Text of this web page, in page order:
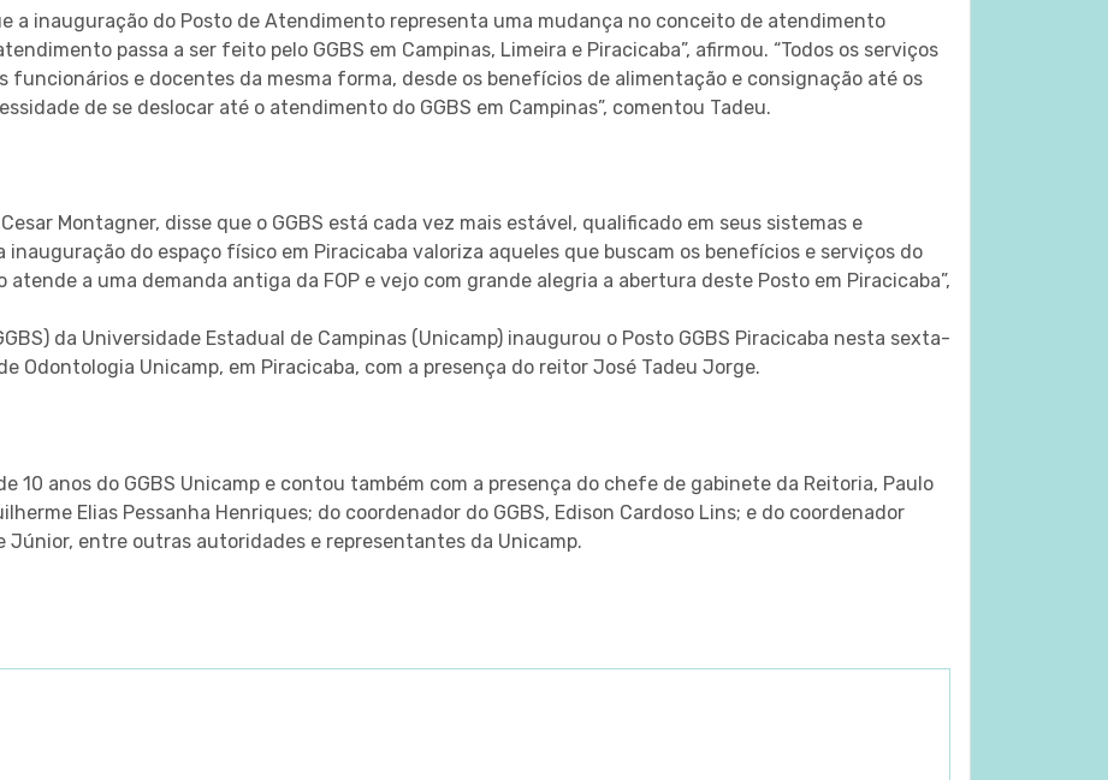
a inauguração do Posto de Atendimento representa uma mudança no conceito de atendimento
passa a ser feito pelo GGBS em Campinas, Limeira e Piracicaba”, afirmou. “Todos os serviços
funcionários e docentes da mesma forma, desde os benefícios de alimentação e consignação até os
de se deslocar até o atendimento do GGBS em Campinas”, comentou Tadeu.
Montagner, disse que o GGBS está cada vez mais estável, qualificado em seus sistemas e
do espaço físico em Piracicaba valoriza aqueles que buscam os benefícios e serviços do
atende a uma demanda antiga da FOP e vejo com grande alegria a abertura deste Posto em Piracicaba”,
da Universidade Estadual de Campinas (Unicamp) inaugurou o Posto GGBS Piracicaba nesta sexta-
Odontologia Unicamp, em Piracicaba, com a presença do reitor José Tadeu Jorge.
10 anos do GGBS Unicamp e contou também com a presença do chefe de gabinete da Reitoria, Paulo
Elias Pessanha Henriques; do coordenador do GGBS, Edison Cardoso Lins; e do coordenador
Júnior, entre outras autoridades e representantes da Unicamp.